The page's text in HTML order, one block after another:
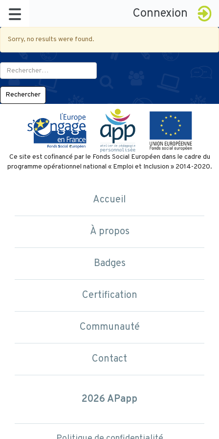
Connexion
À propos
Le réseau
La démarche
Les compétences en APP
1 parcours
3 niveaux
Badges disponibles
Certification
Communauté
Politique de confidentialité
Sorry, no results were found.
Rechercher :
Ce site est cofinancé par le Fonds Social Européen dans le cadre du
programme opérationnel national « Emploi et Inclusion » 2014-2020.
Accueil
À propos
Badges
Certification
Communauté
Contact
2026 APapp